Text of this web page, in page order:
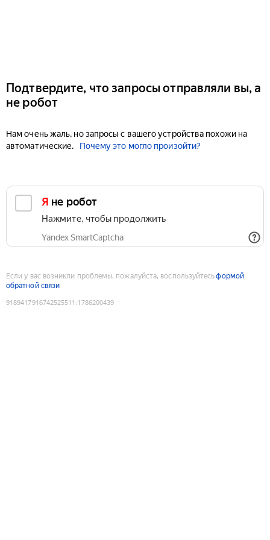
Подтвердите, что запросы отправляли вы, а
не робот
Нам очень жаль, но запросы с вашего устройства похожи на
автоматические.
Почему это могло произойти?
Я не робот
Нажмите, чтобы продолжить
Yandex SmartCaptcha
Если у вас возникли проблемы, пожалуйста, воспользуйтесьформой
обратной связи
9189417916742525511 :1786200439